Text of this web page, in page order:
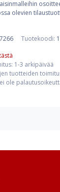
olevien
Tuotekoodi:
1-3 arkipäivää
tuotteiden
ole